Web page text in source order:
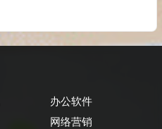
办公软件
网络营销